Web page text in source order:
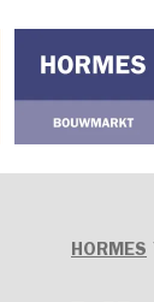
HORMES